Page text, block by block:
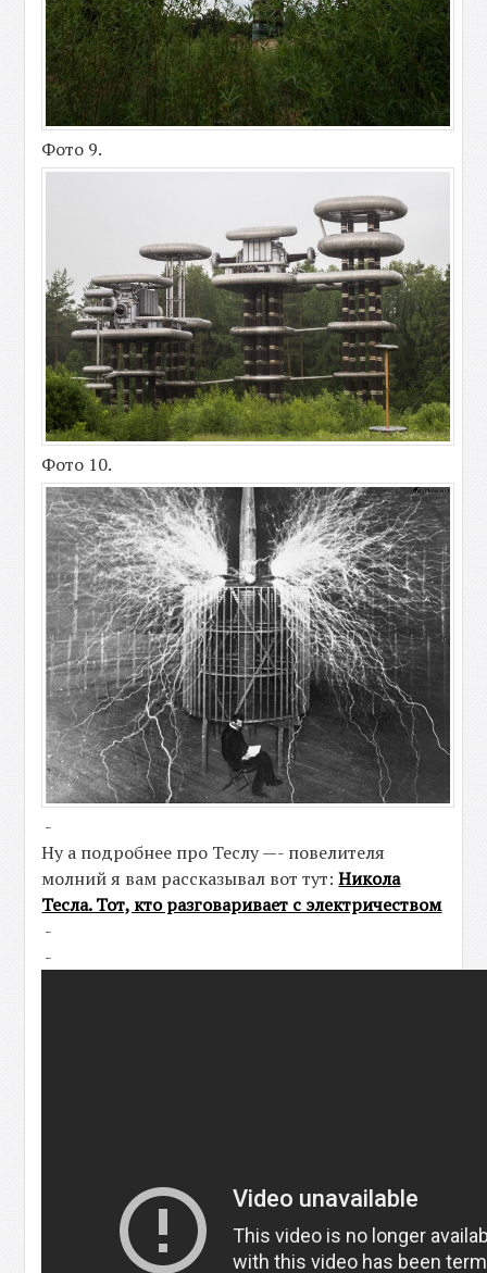
Фото 9.
Фото 10.
-
Ну а подробнее про Теслу —- повелителя
молний я вам рассказывал вот тут:Никола
Тесла. Тот, кто разговаривает с электричеством
-
-